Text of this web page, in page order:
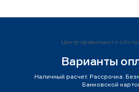
Центр правильного
Варианты
Наличный расчет. Рассрочка.
Банковской